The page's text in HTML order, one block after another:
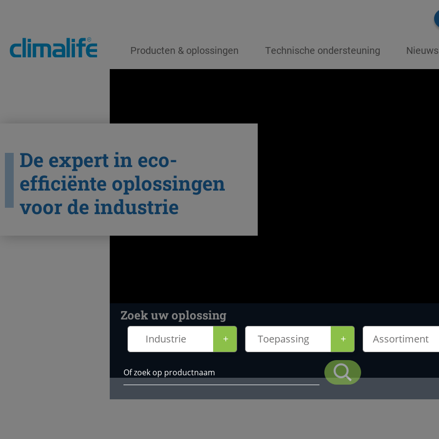
Producten & oplossingen Technische ondersteuning Nieuws
De expert in eco-
efficiënte oplossingen
voor de industrie
Zoek uw oplossing
Industrie + Toepassing + Assortiment
Zoek